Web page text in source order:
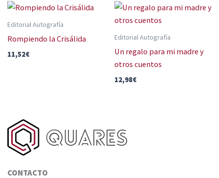
Editorial Autografía
Rompiendo la Crisálida
11,52€
Editorial Autografía
Un regalo para mi madre y
otros cuentos
12,98€
CONTACTO